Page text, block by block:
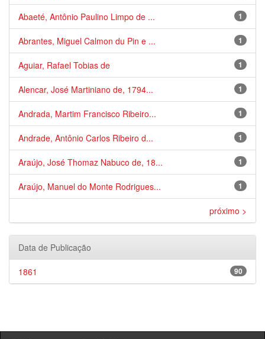
1
Abaeté, Antônio Paulino Limpo de ...
1
Abrantes, Miguel Calmon du Pin e ...
1
Aguiar, Rafael Tobias de
1
Alencar, José Martiniano de, 1794...
1
Andrada, Martim Francisco Ribeiro...
1
Andrade, Antônio Carlos Ribeiro d...
1
Araújo, José Thomaz Nabuco de, 18...
1
Araújo, Manuel do Monte Rodrigues...
próximo >
Data de Publicação
90
1861